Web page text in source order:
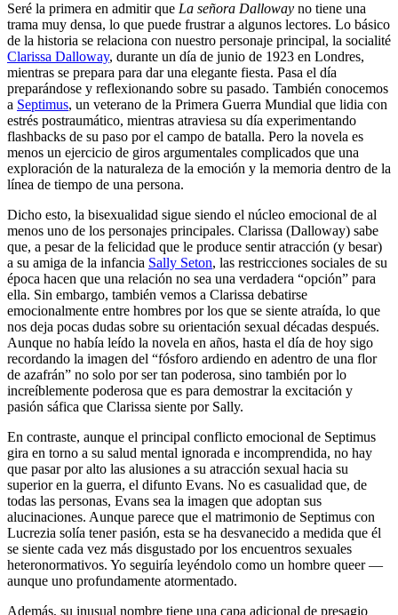
Seré la primera en admitir que La señora Dalloway no tiene una
trama muy densa, lo que puede frustrar a algunos lectores. Lo básico
de la historia se relaciona con nuestro personaje principal, la socialité
Clarissa Dalloway, durante un día de junio de 1923 en Londres,
mientras se prepara para dar una elegante fiesta. Pasa el día
preparándose y reflexionando sobre su pasado. También conocemos
a Septimus, un veterano de la Primera Guerra Mundial que lidia con
estrés postraumático, mientras atraviesa su día experimentando
flashbacks de su paso por el campo de batalla. Pero la novela es
menos un ejercicio de giros argumentales complicados que una
exploración de la naturaleza de la emoción y la memoria dentro de la
línea de tiempo de una persona.
Dicho esto, la bisexualidad sigue siendo el núcleo emocional de al
menos uno de los personajes principales. Clarissa (Dalloway) sabe
que, a pesar de la felicidad que le produce sentir atracción (y besar)
a su amiga de la infancia Sally Seton, las restricciones sociales de su
época hacen que una relación no sea una verdadera “opción” para
ella. Sin embargo, también vemos a Clarissa debatirse
emocionalmente entre hombres por los que se siente atraída, lo que
nos deja pocas dudas sobre su orientación sexual décadas después.
Aunque no había leído la novela en años, hasta el día de hoy sigo
recordando la imagen del “fósforo ardiendo en adentro de una flor
de azafrán” no solo por ser tan poderosa, sino también por lo
increíblemente poderosa que es para demostrar la excitación y
pasión sáfica que Clarissa siente por Sally.
En contraste, aunque el principal conflicto emocional de Septimus
gira en torno a su salud mental ignorada e incomprendida, no hay
que pasar por alto las alusiones a su atracción sexual hacia su
superior en la guerra, el difunto Evans. No es casualidad que, de
todas las personas, Evans sea la imagen que adoptan sus
alucinaciones. Aunque parece que el matrimonio de Septimus con
Lucrezia solía tener pasión, esta se ha desvanecido a medida que él
se siente cada vez más disgustado por los encuentros sexuales
heteronormativos. Yo seguiría leyéndolo como un hombre queer —
aunque uno profundamente atormentado.
Además, su inusual nombre tiene una capa adicional de presagio